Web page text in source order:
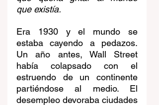
que existía.
Era 1930 y el mundo se
estaba cayendo a pedazos.
Un año antes, Wall Street
había colapsado con el
estruendo de un continente
partiéndose al medio. El
desempleo devoraba ciudades